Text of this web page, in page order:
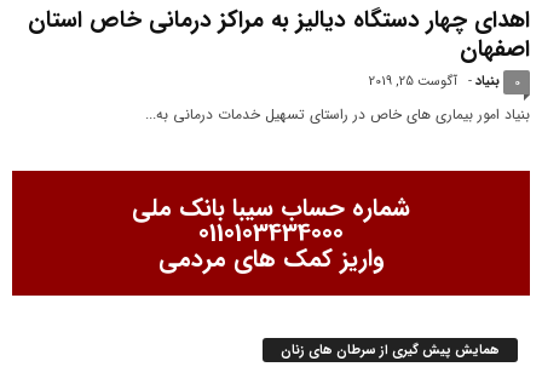
اهدای چهار دستگاه دیالیز به مراکز درمانی خاص استان
اصفهان
بنیاد- آگوست 25, 2019 0
بنیاد امور بیماری های خاص در راستای تسهیل خدمات درمانی به...
شماره حساب سیبا بانک ملی
0110103434000
واریز کمک های مردمی
همایش پیش گیری از سرطان های زنان